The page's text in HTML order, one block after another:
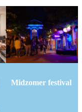
Midzomer festival